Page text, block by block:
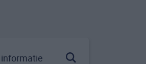
informatie